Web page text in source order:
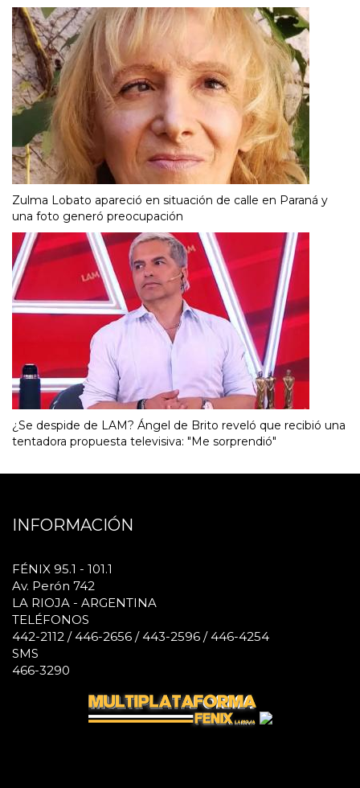
Zulma Lobato apareció en situación de calle en Paraná y
una foto generó preocupación
¿Se despide de LAM? Ángel de Brito reveló que recibió una
tentadora propuesta televisiva: "Me sorprendió"
INFORMACIÓN
FÉNIX 95.1 - 101.1
Av. Perón 742
LA RIOJA - ARGENTINA
TELÉFONOS
442-2112 / 446-2656 / 443-2596 / 446-4254
SMS
466-3290